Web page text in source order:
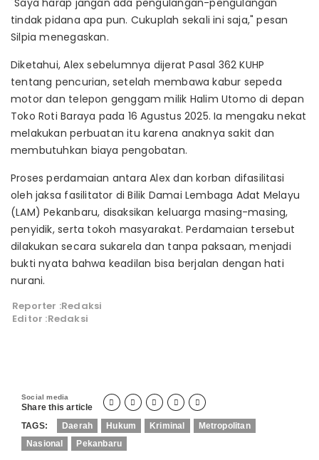
tindak pidana apa pun. Cukuplah sekali ini saja," pesan
Silpia menegaskan.
Diketahui, Alex sebelumnya dijerat Pasal 362 KUHP
tentang pencurian, setelah membawa kabur sepeda
motor dan telepon genggam milik Halim Utomo di depan
Toko Roti Baraya pada 16 Agustus 2025. Ia mengaku nekat
melakukan perbuatan itu karena anaknya sakit dan
membutuhkan biaya pengobatan.
Proses perdamaian antara Alex dan korban difasilitasi
oleh jaksa fasilitator di Bilik Damai Lembaga Adat Melayu
(LAM) Pekanbaru, disaksikan keluarga masing-masing,
penyidik, serta tokoh masyarakat. Perdamaian tersebut
dilakukan secara sukarela dan tanpa paksaan, menjadi
bukti nyata bahwa keadilan bisa berjalan dengan hati
nurani.
Reporter :Redaksi
Editor :Redaksi
Social media
Share this article     
TAGS: Daerah Hukum Kriminal
Metropolitan
Nasional
Pekanbaru